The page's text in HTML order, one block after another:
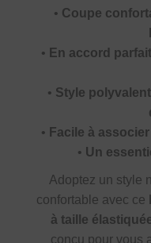
• Coupe
• En accord
• Style
• Facile à
• Un
Adoptez un style
confortable avec ce
à taille
conçu pour vous